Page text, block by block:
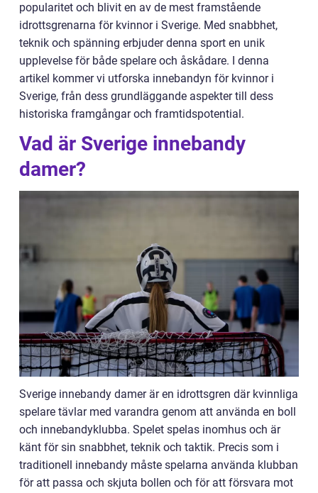
popularitet och blivit en av de mest framstående
idrottsgrenarna för kvinnor i Sverige. Med snabbhet,
teknik och spänning erbjuder denna sport en unik
upplevelse för både spelare och åskådare. I denna
artikel kommer vi utforska innebandyn för kvinnor i
Sverige, från dess grundläggande aspekter till dess
historiska framgångar och framtidspotential.
Vad är Sverige innebandy
damer?
Sverige innebandy damer är en idrottsgren där kvinnliga
spelare tävlar med varandra genom att använda en boll
och innebandyklubba. Spelet spelas inomhus och är
känt för sin snabbhet, teknik och taktik. Precis som i
traditionell innebandy måste spelarna använda klubban
för att passa och skjuta bollen och för att försvara mot